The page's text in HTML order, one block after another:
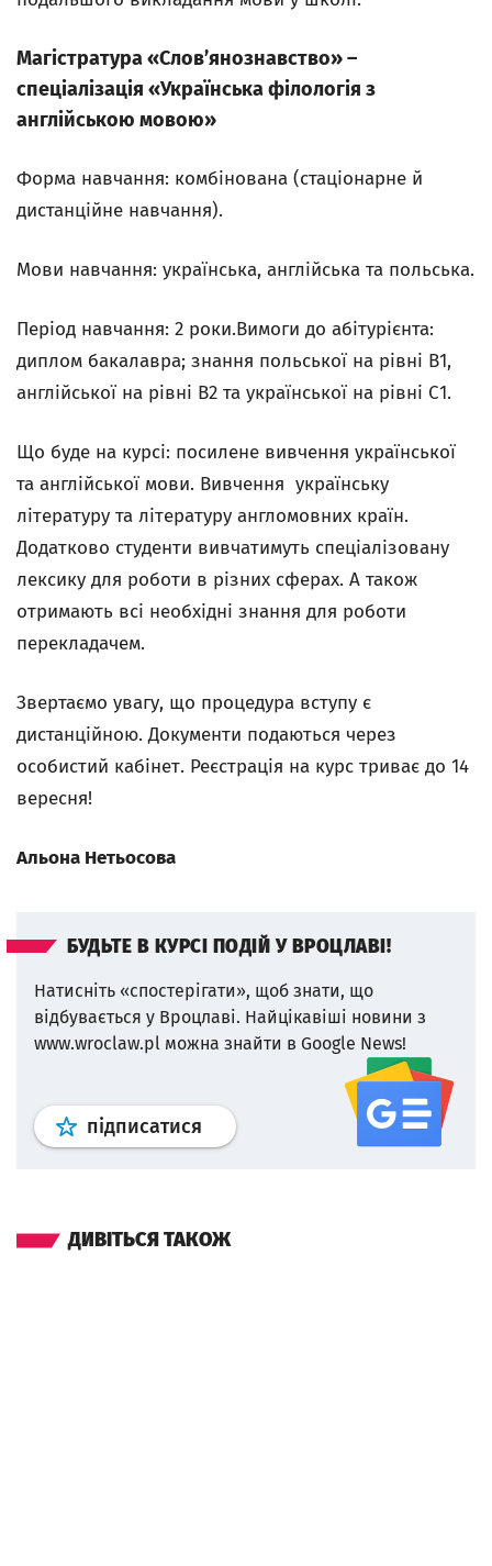
Магістратура «Словʼянознавство» –
спеціалізація «Українська філологія з
англійською мовою»
Форма навчання: комбінована (стаціонарне й
дистанційне навчання).
Мови навчання: українська, англійська та польська.
Період навчання: 2 роки.Вимоги до абітурієнта:
диплом бакалавра; знання польської на рівні В1,
англійської на рівні В2 та української на рівні С1.
Що буде на курсі: посилене вивчення української
та англійської мови. Вивчення українську
літературу та літературу англомовних країн.
Додатково студенти вивчатимуть спеціалізовану
лексику для роботи в різних сферах. А також
отримають всі необхідні знання для роботи
перекладачем.
Звертаємо увагу, що процедура вступу є
дистанційною. Документи подаються через
особистий кабінет. Реєстрація на курс триває до 14
вересня!
Альона Нетьосова
БУДЬТЕ В КУРСІ ПОДІЙ У ВРОЦЛАВІ!
Натисніть «спостерігати», щоб знати, що
відбувається у Вроцлаві. Найцікавіші новини з
www.wroclaw.pl можна знайти в Google News!
підписатися Профіль google news
ДИВІТЬСЯ ТАКОЖ